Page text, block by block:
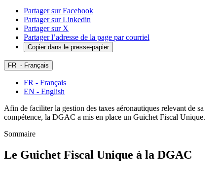
Partager sur Facebook
Partager sur Linkedin
Partager sur X
Partager l’adresse de la page par courriel
Copier dans le presse-papier
FR - Français
FR - Français
EN - English
Afin de faciliter la gestion des taxes aéronautiques relevant de sa
compétence, la DGAC a mis en place un Guichet Fiscal Unique.
Sommaire
Le Guichet Fiscal Unique à la DGAC